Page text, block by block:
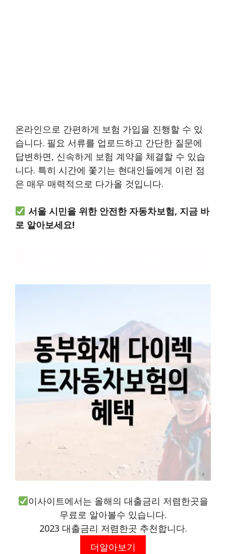
온라인으로 간편하게 보험 가입을 진행할 수 있
습니다. 필요 서류를 업로드하고 간단한 질문에
답변하면, 신속하게 보험 계약을 체결할 수 있습
니다. 특히 시간에 쫓기는 현대인들에게 이런 점
은 매우 매력적으로 다가올 것입니다.
서울 시민을 위한 안전한 자동차보험, 지금 바
로 알아보세요!
이사이트에서는 올해의 대출금리 저렴한곳을
무료로 알아볼수 있습니다.
2023 대출금리 저렴한곳 추천합니다.
더알아보기